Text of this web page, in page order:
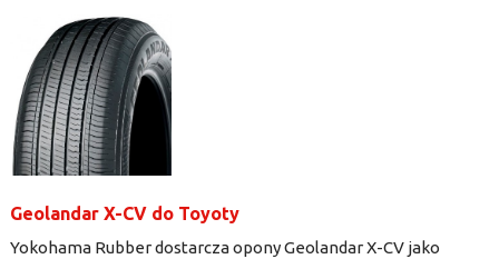
Geolandar X-CV do Toyoty
Yokohama Rubber dostarcza opony Geolandar X-CV jako